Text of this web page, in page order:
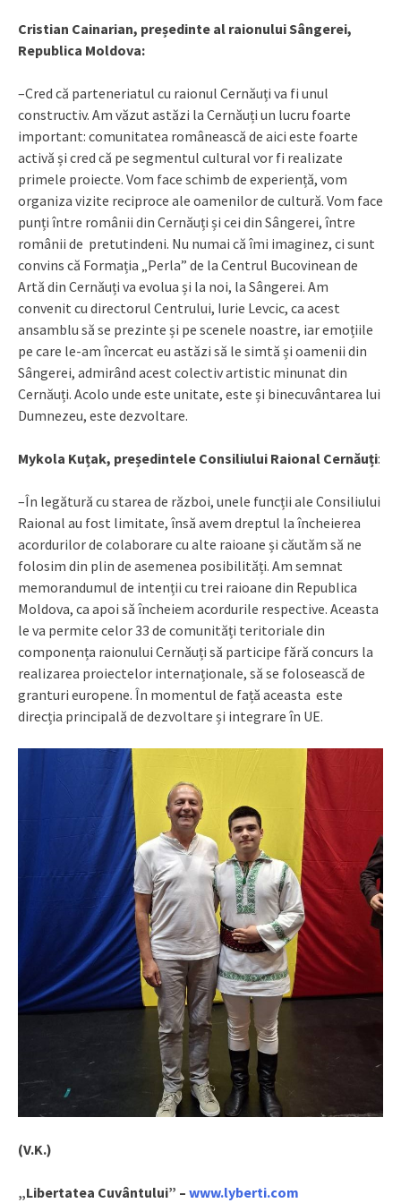
Cristian Cainarian, președinte al raionului Sângerei,
Republica Moldova:
–Cred că parteneriatul cu raionul Cernăuți va fi unul
constructiv. Am văzut astăzi la Cernăuți un lucru foarte
important: comunitatea românească de aici este foarte
activă și cred că pe segmentul cultural vor fi realizate
primele proiecte. Vom face schimb de experiență, vom
organiza vizite reciproce ale oamenilor de cultură. Vom face
punți între românii din Cernăuți și cei din Sângerei, între
românii de pretutindeni. Nu numai că îmi imaginez, ci sunt
convins că Formația „Perla” de la Centrul Bucovinean de
Artă din Cernăuți va evolua și la noi, la Sângerei. Am
convenit cu directorul Centrului, Iurie Levcic, ca acest
ansamblu să se prezinte și pe scenele noastre, iar emoțiile
pe care le-am încercat eu astăzi să le simtă și oamenii din
Sângerei, admirând acest colectiv artistic minunat din
Cernăuți. Acolo unde este unitate, este și binecuvântarea lui
Dumnezeu, este dezvoltare.
Mykola Kuțak, președintele Consiliului Raional Cernăuți:
–În legătură cu starea de război, unele funcții ale Consiliului
Raional au fost limitate, însă avem dreptul la încheierea
acordurilor de colaborare cu alte raioane și căutăm să ne
folosim din plin de asemenea posibilități. Am semnat
memorandumul de intenții cu trei raioane din Republica
Moldova, ca apoi să încheiem acordurile respective. Aceasta
le va permite celor 33 de comunități teritoriale din
componența raionului Cernăuți să participe fără concurs la
realizarea proiectelor internaționale, să se folosească de
granturi europene. În momentul de față aceasta este
direcția principală de dezvoltare și integrare în UE.
(V.K.)
„Libertatea Cuvântului” – www.lyberti.com